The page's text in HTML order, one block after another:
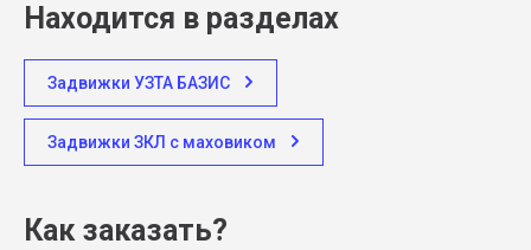
Находится в разделах
Задвижки УЗТА БАЗИС
Задвижки ЗКЛ с маховиком
Как заказать?